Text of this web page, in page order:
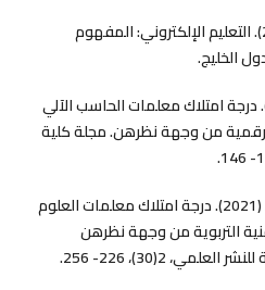
عسيري، إبراهيم بن محمد. (2011). التعليم الإلكتروني: المفهوم
الخليج.
ماجدة عبد الله. (2021). درجة امتلاك معلمات الحاسب الآلي
من وجهة نظرهن. مجلة كلية
العيشي، جميلة عبد الرزاق يحيى. (2021). درجة امتلاك معلمات العلوم
التربوية من وجهة نظرهن
2(30)، 226- 256.